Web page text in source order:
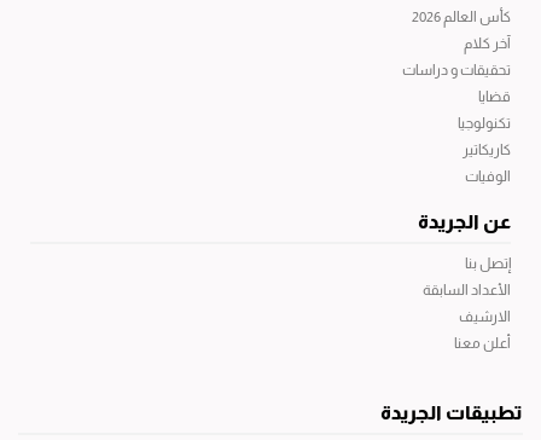
كأس العالم 2026
آخر كلام
تحقيقات و دراسات
قضايا
تكنولوجيا
كاريكاتير
الوفيات
عن الجريدة
إتصل بنا
الأعداد السابقة
الارشيف
أعلن معنا
تطبيقات الجريدة